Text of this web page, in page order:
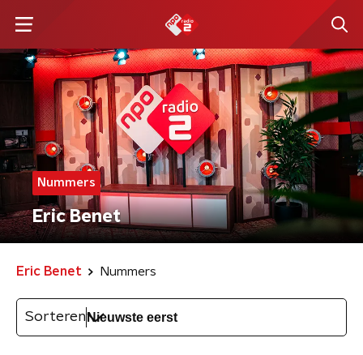
Nummers
Eric Benet
Eric Benet Nummers
Sorteren